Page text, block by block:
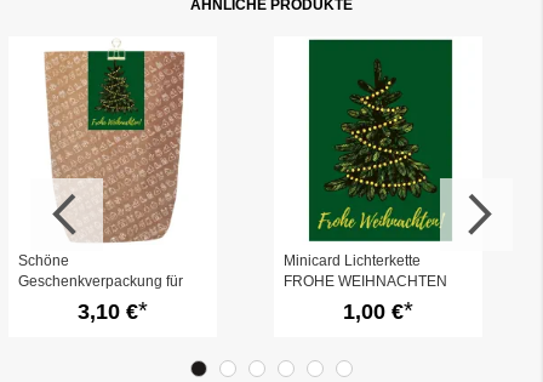
ÄHNLICHE PRODUKTE
Schöne
Geschenkverpackung für
Weihnachtsgeschenke
„Frohe Weihnachten“ (Motiv
3,10 €
Minicard Lichterkette
FROHE WEIHNACHTEN
1,00 €